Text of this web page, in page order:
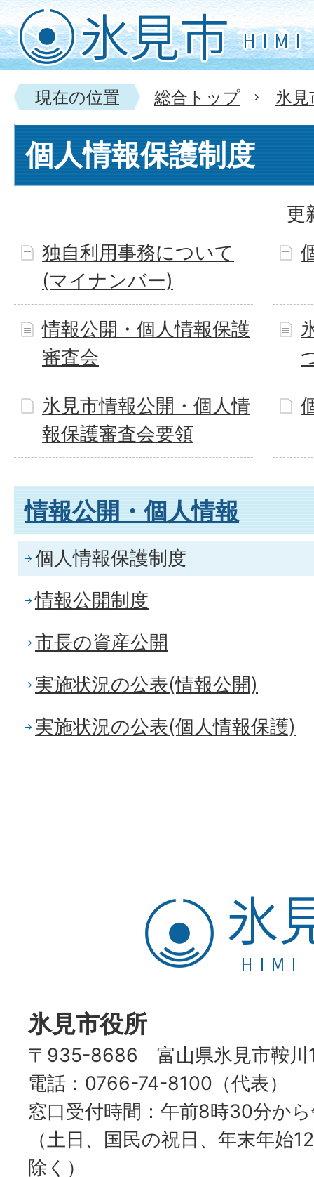
現在の位置 総合トップ 氷
個人情報保護制度
更
独自利用事務について
(マイナンバー)
情報公開・個人情報保護
審査会
氷見市情報公開・個人情
報保護審査会要領
情報公開・個人情報
個人情報保護制度
情報公開制度
市長の資産公開
実施状況の公表(情報公開)
実施状況の公表(個人情報保護)
氷
見
市
氷見市役所
〒935-8686 富山県氷見市鞍川
電話：0766-74-8100（代表）
窓口受付時間：午前8時30分か
（土日、国民の祝日、年末年始
除く）